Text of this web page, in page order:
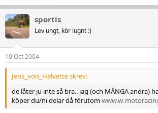
sportis
Lev ungt, kör lugnt :)
10 Oct 2004
Jens_von_Helvette skrev:
de låter ju inte så bra.. jag (och MÅNGA andra)
köper du/ni delar då förutomwww.w-